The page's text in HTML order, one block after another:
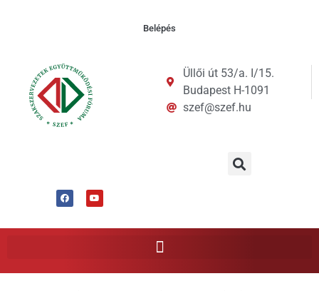
Belépés
Üllői út 53/a. I/15.
Budapest H-1091
szef@szef.hu